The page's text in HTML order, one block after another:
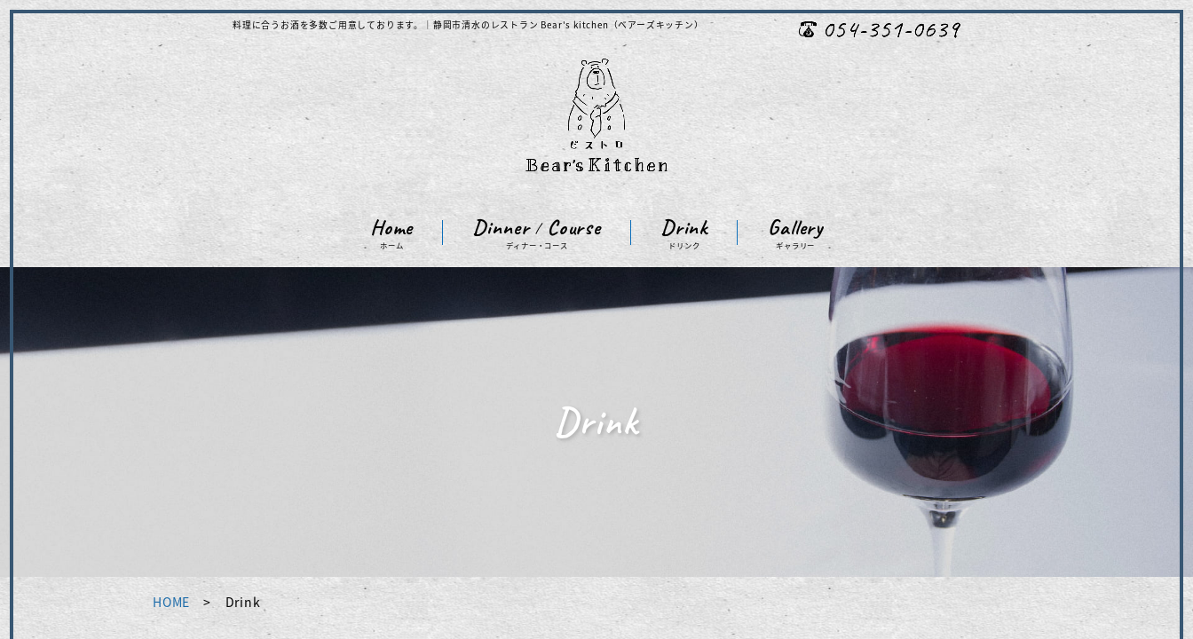
料理に合うお酒を多数ご用意しております。｜静岡市清水のレストラン Bear's kitchen（ベアーズキッチン）
Home
ホーム
Dinner/Course
ディナー・コース
Drink
ドリンク
Gallery
ギャラリー
Drink
HOME Drink